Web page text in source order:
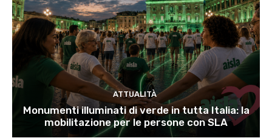
ATTUALITÀ
Monumenti illuminati di verde in tutta Italia: la
mobilitazione per le persone con SLA